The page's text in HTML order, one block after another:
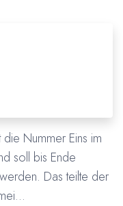
Nummer Eins im
soll bis Ende
Das teilte der